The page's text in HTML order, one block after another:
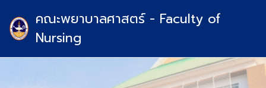
คณะพยาบาลศาสตร์ - Faculty of
Nursing